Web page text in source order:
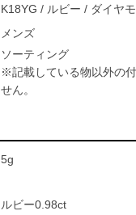
K18YG / ルビー / ダイヤ
メンズ
ソーティング
※記載している物以外の
せん。
5g
ルビー0.98ct